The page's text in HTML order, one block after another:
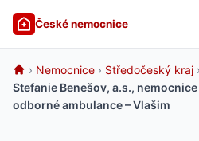
České nemocnice
› Nemocnice › Středočeský kraj ›
Stefanie Benešov, a.s.,
odborné ambulance – Vlašim